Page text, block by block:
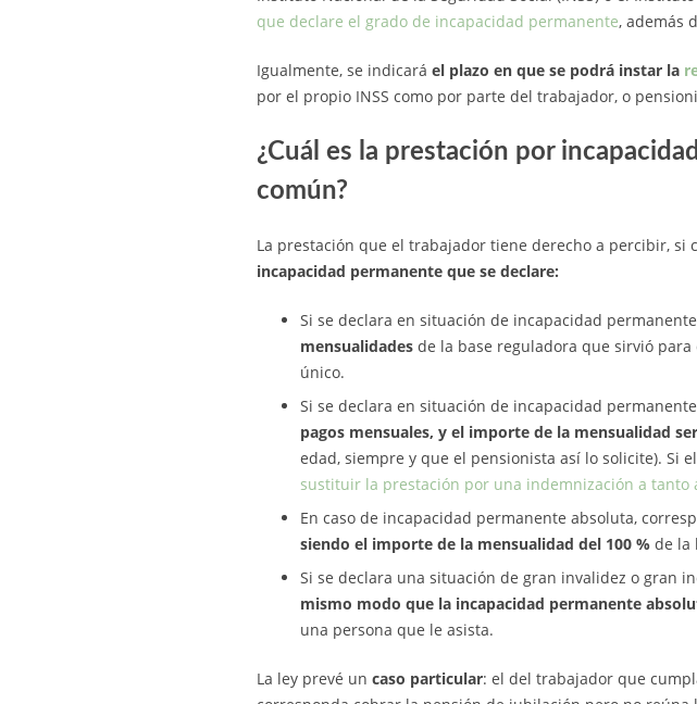
que declare el grado de incapacidad permanente, además
Igualmente, se indicará el plazo en que se podrá instar la
por el propio INSS como por parte del trabajador, o
¿Cuál es la prestación por
común?
La prestación que el trabajador tiene derecho a percibir, si
incapacidad permanente que se declare:
Si se declara en situación de incapacidad
mensualidades de la base reguladora que sirvió
único.
Si se declara en situación de incapacidad
pagos mensuales, y el importe de la mensualidad
edad, siempre y que el pensionista así lo solicite). Si
sustituir la prestación por una indemnización a tanto
En caso de incapacidad permanente absoluta,
siendo el importe de la mensualidad del 100 % de la
Si se declara una situación de gran invalidez o gran
mismo modo que la incapacidad permanente
una persona que le asista.
La ley prevé un caso particular: el del trabajador que